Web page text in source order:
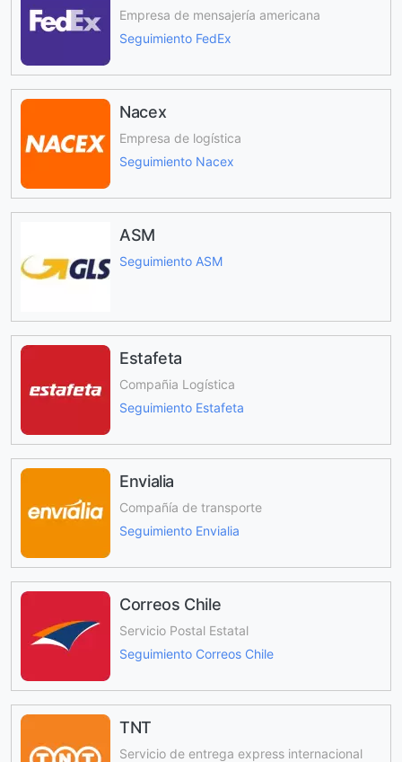
Empresa de mensajería americana
Seguimiento FedEx
Nacex
Empresa de logística
Seguimiento Nacex
ASM
Seguimiento ASM
Estafeta
Compañia Logística
Seguimiento Estafeta
Envialia
Compañía de transporte
Seguimiento Envialia
Correos Chile
Servicio Postal Estatal
Seguimiento Correos Chile
TNT
Servicio de entrega express internacional